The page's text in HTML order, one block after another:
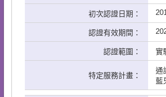
初次認證日期：
認證有效期間：
認證範圍： 實
特定服務計畫：
通
藍